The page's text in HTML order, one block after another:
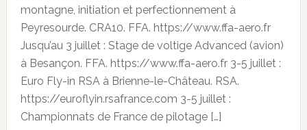
montagne, initiation et perfectionnement à
Peyresourde. CRA10. FFA. https://www.ffa-aero.fr
Jusqu’au 3 juillet : Stage de voltige Advanced (avion)
à Besançon. FFA. https://www.ffa-aero.fr 3-5 juillet :
Euro Fly-in RSA à Brienne-le-Château. RSA.
https://euroflyin.rsafrance.com 3-5 juillet :
Championnats de France de pilotage […]